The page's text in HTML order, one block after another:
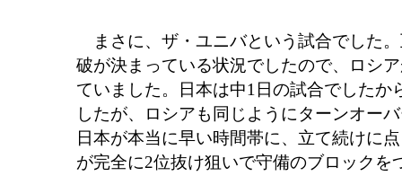
まさに、ザ・ユニバという試合でした
破が決まっている状況でしたので、ロシ
ていました。日本は中1日の試合でしたか
したが、ロシアも同じようにターンオー
日本が本当に早い時間帯に、立て続けに
が完全に2位抜け狙いで守備のブロックを